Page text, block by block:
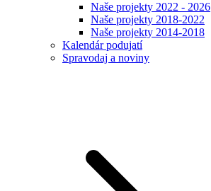
Naše projekty 2022 - 2026
Naše projekty 2018-2022
Naše projekty 2014-2018
Kalendár podujatí
Spravodaj a noviny